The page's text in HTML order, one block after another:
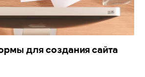
для создания сайта